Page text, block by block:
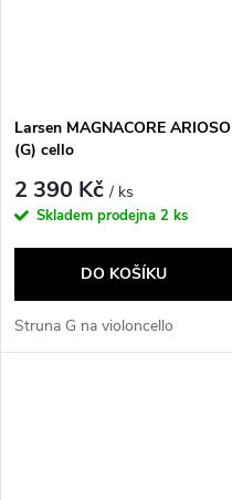
Larsen MAGNACORE ARIOSO
(G) cello
2 390 Kč/ ks
Skladem prodejna 2 ks
DO KOŠÍKU
Struna G na violoncello